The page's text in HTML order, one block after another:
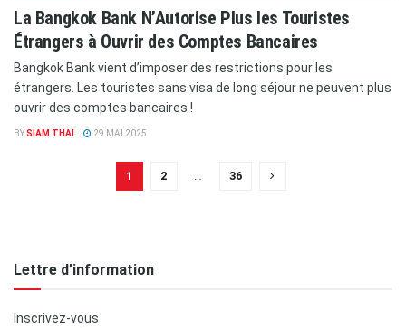
La Bangkok Bank N’Autorise Plus les Touristes
Étrangers à Ouvrir des Comptes Bancaires
Bangkok Bank vient d’imposer des restrictions pour les
étrangers. Les touristes sans visa de long séjour ne peuvent plus
ouvrir des comptes bancaires !
BYSIAM THAI 29 MAI 2025
1 2 … 36
Lettre d’information
Inscrivez-vous